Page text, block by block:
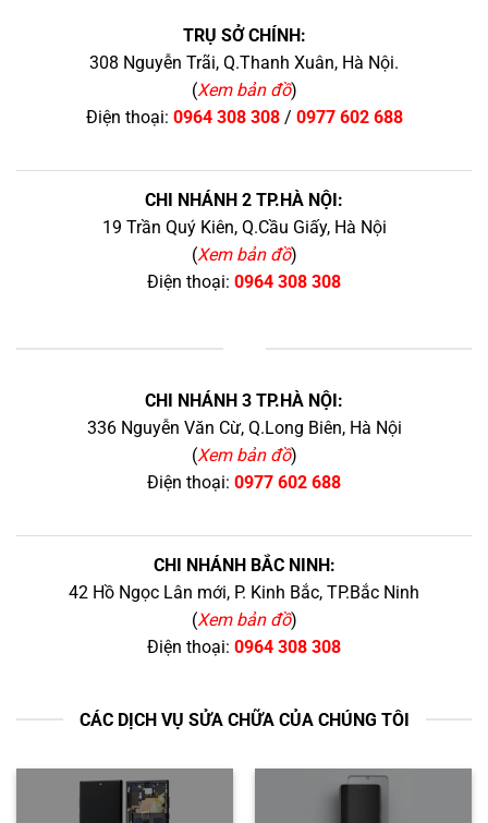
TRỤ SỞ CHÍNH:
308 Nguyễn Trãi, Q.Thanh Xuân, Hà Nội.
(Xem bản đồ)
Điện thoại: 0964 308 308/ 0977 602 688
CHI NHÁNH 2 TP.HÀ NỘI:
19 Trần Quý Kiên, Q.Cầu Giấy, Hà Nội
(Xem bản đồ)
Điện thoại: 0964 308 308
CHI NHÁNH 3 TP.HÀ NỘI:
336 Nguyễn Văn Cừ, Q.Long Biên, Hà Nội
(Xem bản đồ)
Điện thoại: 0977 602 688
CHI NHÁNH BẮC NINH:
42 Hồ Ngọc Lân mới, P. Kinh Bắc, TP.Bắc Ninh
(Xem bản đồ)
Điện thoại: 0964 308 308
CÁC DỊCH VỤ SỬA CHỮA CỦA CHÚNG TÔI